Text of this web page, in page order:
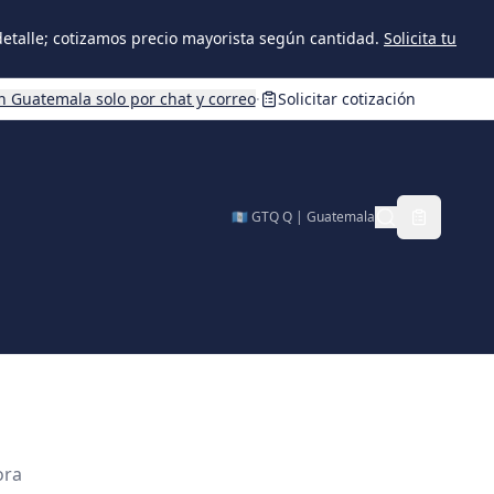
cotizamos precio mayorista según cantidad. Solicita tu
Guatemala solo por chat y correo· Solicitar cotización
🇬🇹 GTQ Q | Guatemala